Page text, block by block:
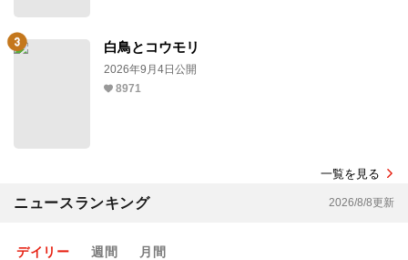
白鳥とコウモリ
2026年9月4日公開
8971
一覧を見る
ニュースランキング 2026/8/8更新
デイリー 週間 月間